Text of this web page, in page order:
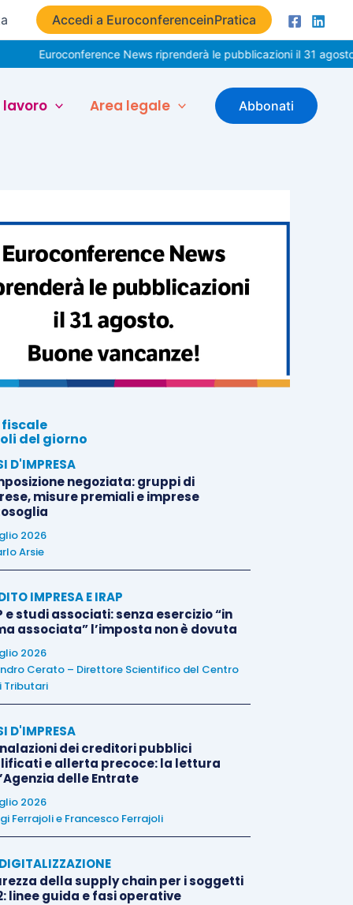
Accedi a EuroconferenceinPratica
News riprenderà le pubblicazioni il 31 agosto. Buone
lavoro Area legale Abbonati
del giorno
D'IMPRESA
negoziata: gruppi di
misure premiali e imprese
2026
Arsie
IMPRESA E IRAP
e studi associati: senza esercizio “in
associata” l’imposta non è dovuta
2026
Cerato – Direttore Scientifico del Centro
Tributari
D'IMPRESA
dei creditori pubblici
e allerta precoce: la lettura
delle Entrate
2026
Ferrajolie Francesco Ferrajoli
della supply chain per i soggetti
linee guida e fasi operative